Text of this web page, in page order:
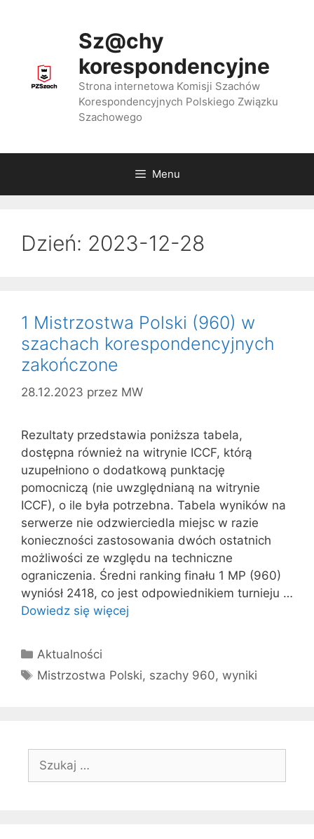
Sz@chy
korespondencyjne
Strona internetowa Komisji Szachów
Korespondencyjnych Polskiego Związku
Szachowego
Menu
Dzień: 2023-12-28
1 Mistrzostwa Polski (960) w
szachach korespondencyjnych
zakończone
28.12.2023 przez MW
Rezultaty przedstawia poniższa tabela,
dostępna również na witrynie ICCF, którą
uzupełniono o dodatkową punktację
pomocniczą (nie uwzględnianą na witrynie
ICCF), o ile była potrzebna. Tabela wyników na
serwerze nie odzwierciedla miejsc w razie
konieczności zastosowania dwóch ostatnich
możliwości ze względu na techniczne
ograniczenia. Średni ranking finału 1 MP (960)
wyniósł 2418, co jest odpowiednikiem turnieju …
Dowiedz się więcej
Kategorie
Aktualności
Tagi
Mistrzostwa Polski, szachy 960,wyniki